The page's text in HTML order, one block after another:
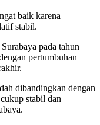
baik karena
stabil.
pada tahun
pertumbuhan
dibandingkan dengan
stabil dan